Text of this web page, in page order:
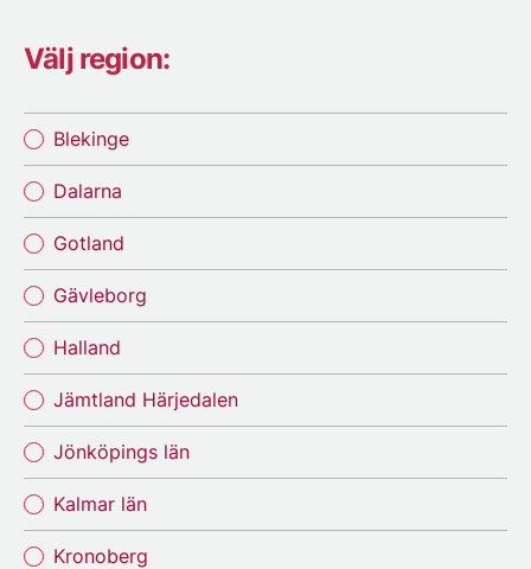
Välj region:
Blekinge
Dalarna
Gotland
Gävleborg
Halland
Jämtland Härjedalen
Jönköpings län
Kalmar län
Kronoberg